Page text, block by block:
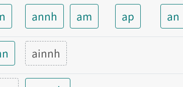
annh am ap an
ainnh